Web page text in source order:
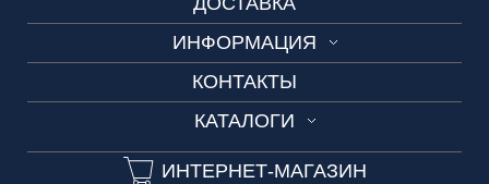
ЗЕРКАЛА
3D-тур на производство
Изготовление по шаблону
Замеры и консультации
Разработка дизайн-проекта
ИНФОРМАЦИЯ
Технические условия
Сроки изготовления
Частые вопросы
КОНТАКТЫ
КАТАЛОГИ
Каталог №1 Зеркальные изделия
ИНТЕРНЕТ-МАГАЗИН